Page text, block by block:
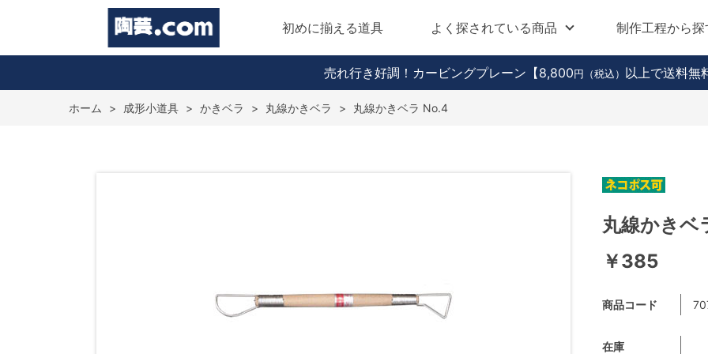
初めに揃える道具 よく探されている商品 制作工程から探
売れ行き好調！カービングプレーン 【8,800 円（税込） 以上で送料無
ホーム > 成形小道具 > かきベラ > 丸線かきベラ > 丸線かきベラ No.4
丸線かきベ
￥385
商品コード
在庫